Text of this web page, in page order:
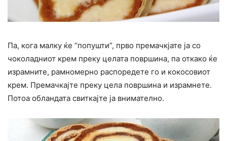
Па, кога малку ќе “попушти”, прво премачкјате ја со
чоколадниот крем преку целата површина, па откако ќе
израмните, рамномерно распоредете го и кокосовиот
крем. Премачкајте преку цела површина и израмнете.
Потоа обландата свиткајте ја внимателно.